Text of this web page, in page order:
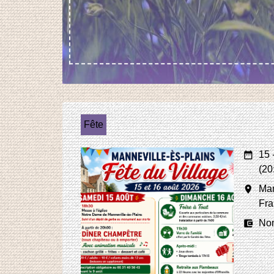
Fête
date_range 15
room
account_balance_wallet